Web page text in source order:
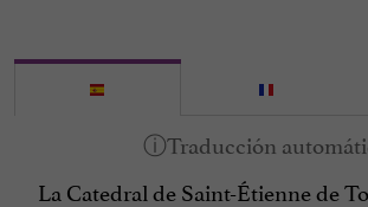
La Catedral de Saint-Étienne de